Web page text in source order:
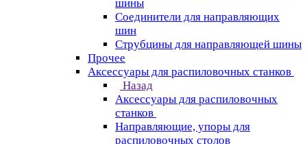
шины
Соединители для направляющих
шин
Струбцины для направляющей шины
Прочее
Аксессуары для распиловочных станков
Назад
Аксессуары для распиловочных
станков
Направляющие, упоры для
распиловочных столов